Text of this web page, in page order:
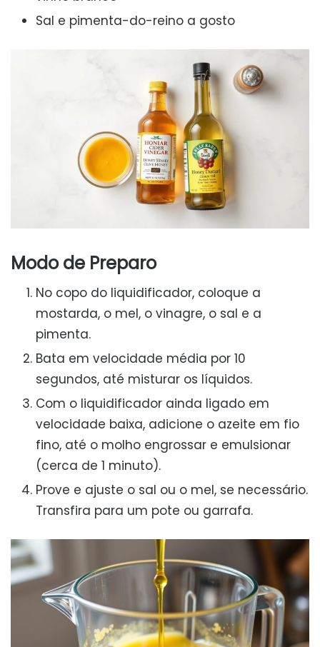
Sal e pimenta-do-reino a gosto
Modo de Preparo
No copo do liquidificador, coloque a
mostarda, o mel, o vinagre, o sal e a
pimenta.
Bata em velocidade média por 10
segundos, até misturar os líquidos.
Com o liquidificador ainda ligado em
velocidade baixa, adicione o azeite em fio
fino, até o molho engrossar e emulsionar
(cerca de 1 minuto).
Prove e ajuste o sal ou o mel, se necessário.
Transfira para um pote ou garrafa.